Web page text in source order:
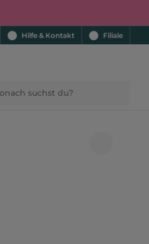
Hilfe & Kontakt Filiale